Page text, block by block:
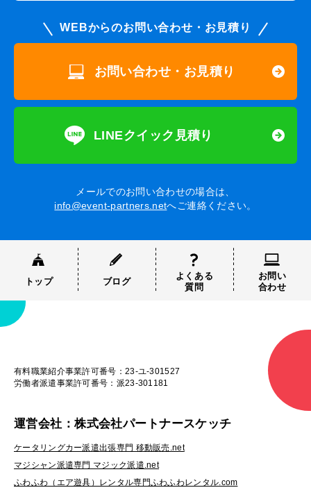
WEBからのお問い合わせ・お見積り
お問い合わせ・お見積り
LINEクイック見積り
メールでのお問い合わせの場合は、
info@event-partners.netへご連絡ください。
トップ ブログ
よくある
質問
お問い
合わせ
有料職業紹介事業許可番号：23-ユ-301527
労働者派遣事業許可番号：派23-301181
運営会社：株式会社パートナースケッチ
ケータリングカー派遣出張専門 移動販売.net
マジシャン派遣専門 マジック派遣.net
ふわふわ（エア遊具）レンタル専門ふわふわレンタル.com